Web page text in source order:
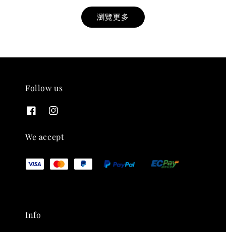
THT 九週年紀念 T-shirt
NT$ 880
加入購物車
瀏覽更多
Follow us
We accept
Info